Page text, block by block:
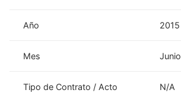
Año 2015
Mes Junio
Tipo de Contrato / Acto
N/A